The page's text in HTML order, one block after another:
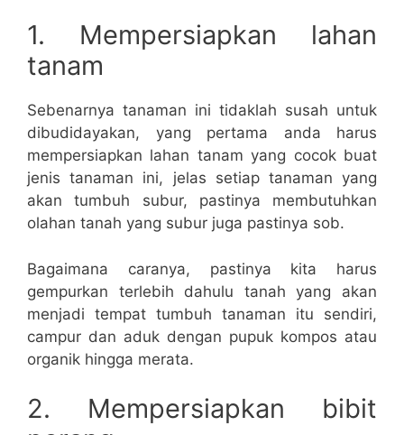
1. Mempersiapkan lahan
tanam
Sebenarnya tanaman ini tidaklah susah untuk
dibudidayakan, yang pertama anda harus
mempersiapkan lahan tanam yang cocok buat
jenis tanaman ini, jelas setiap tanaman yang
akan tumbuh subur, pastinya membutuhkan
olahan tanah yang subur juga pastinya sob.
Bagaimana caranya, pastinya kita harus
gempurkan terlebih dahulu tanah yang akan
menjadi tempat tumbuh tanaman itu sendiri,
campur dan aduk dengan pupuk kompos atau
organik hingga merata.
2. Mempersiapkan bibit